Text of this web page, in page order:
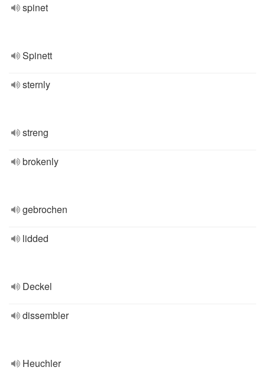
spinet
Spinett
sternly
streng
brokenly
gebrochen
lidded
Deckel
dissembler
Heuchler